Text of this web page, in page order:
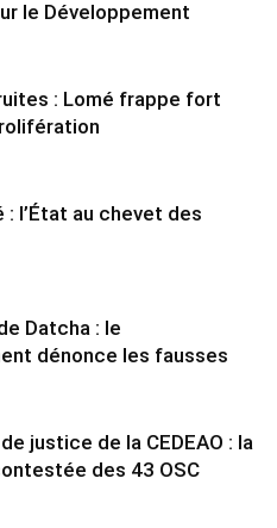
le Développement
: Lomé frappe fort
: l’État au chevet des
Datcha : le
dénonce les fausses
justice de la CEDEAO : la
des 43 OSC